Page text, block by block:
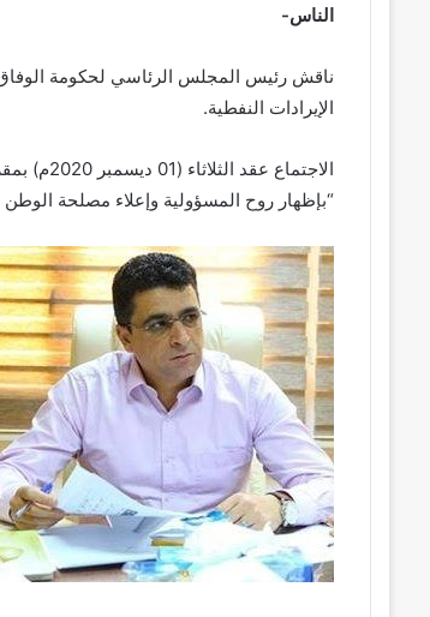
الناس-
ناقش رئيس المجلس الرئاسي لحكومة الوفاق
الإيرادات النفطية.
“بإظهار روح المسؤولية وإعلاء مصلحة